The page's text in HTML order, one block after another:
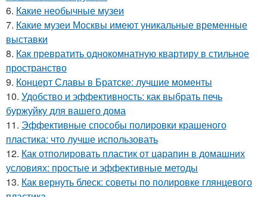
6. Какие необычные музеи
7. Какие музеи Москвы имеют уникальные временные
выставки
8. Как превратить однокомнатную квартиру в стильное
пространство
9. Концерт Славы в Братске: лучшие моменты
10. Удобство и эффективность: как выбрать печь
буржуйку для вашего дома
11. Эффективные способы полировки крашеного
пластика: что лучше использовать
12. Как отполировать пластик от царапин в домашних
условиях: простые и эффективные методы
13. Как вернуть блеск: советы по полировке глянцевого